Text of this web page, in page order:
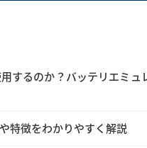
するのか？バッテリエミ
特徴をわかりやすく解説